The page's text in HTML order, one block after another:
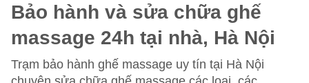
Bảo hành và sửa chữa ghế
massage 24h tại nhà, Hà Nội
Trạm bảo hành ghế massage uy tín tại Hà Nội